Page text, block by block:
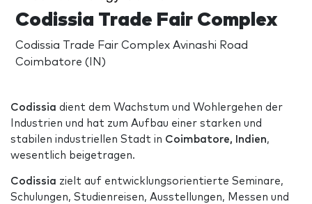
Codissia Trade Fair Complex
Codissia Trade Fair Complex Avinashi Road
Coimbatore (IN)
Codissia dient dem Wachstum und Wohlergehen der
Industrien und hat zum Aufbau einer starken und
stabilen industriellen Stadt in Coimbatore, Indien,
wesentlich beigetragen.
Codissia zielt auf entwicklungsorientierte Seminare,
Schulungen, Studienreisen, Ausstellungen, Messen und